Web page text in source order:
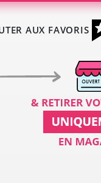
AUX FAVORIS